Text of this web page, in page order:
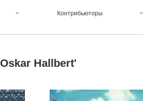
Контрибьюторы
Oskar Hallbert'